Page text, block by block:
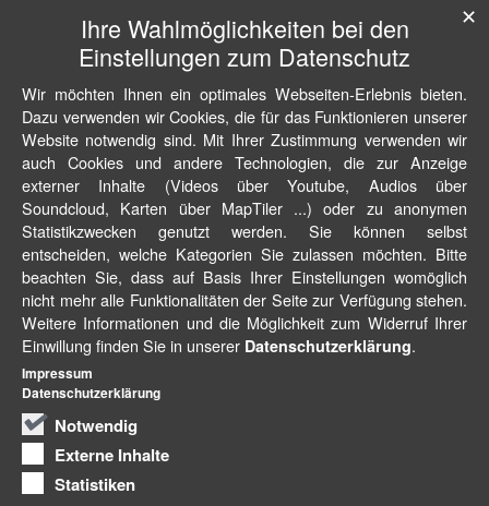
Ihre Wahlmöglichkeiten bei den
Einstellungen zum Datenschutz
Wir möchten Ihnen ein optimales Webseiten-Erlebnis bieten.
Dazu verwenden wir Cookies, die für das Funktionieren unserer
Website notwendig sind. Mit Ihrer Zustimmung verwenden wir
auch Cookies und andere Technologien, die zur Anzeige
externer Inhalte (Videos über Youtube, Audios über
Soundcloud, Karten über MapTiler ...) oder zu anonymen
Statistikzwecken genutzt werden. Sie können selbst
entscheiden, welche Kategorien Sie zulassen möchten. Bitte
beachten Sie, dass auf Basis Ihrer Einstellungen womöglich
nicht mehr alle Funktionalitäten der Seite zur Verfügung stehen.
Weitere Informationen und die Möglichkeit zum Widerruf Ihrer
Einwillung finden Sie in unserer Datenschutzerklärung.
Notwendig
Externe Inhalte
Statistiken
✕
Impressum
Datenschutzerklärung